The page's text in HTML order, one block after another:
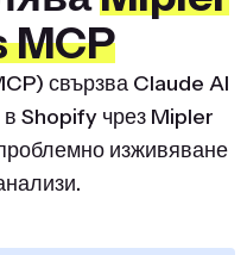
MCP
свързва Claude AI
Shopify чрез Mipler
изживяване